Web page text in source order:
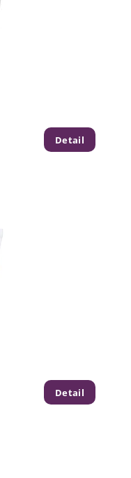
Detail
Detail